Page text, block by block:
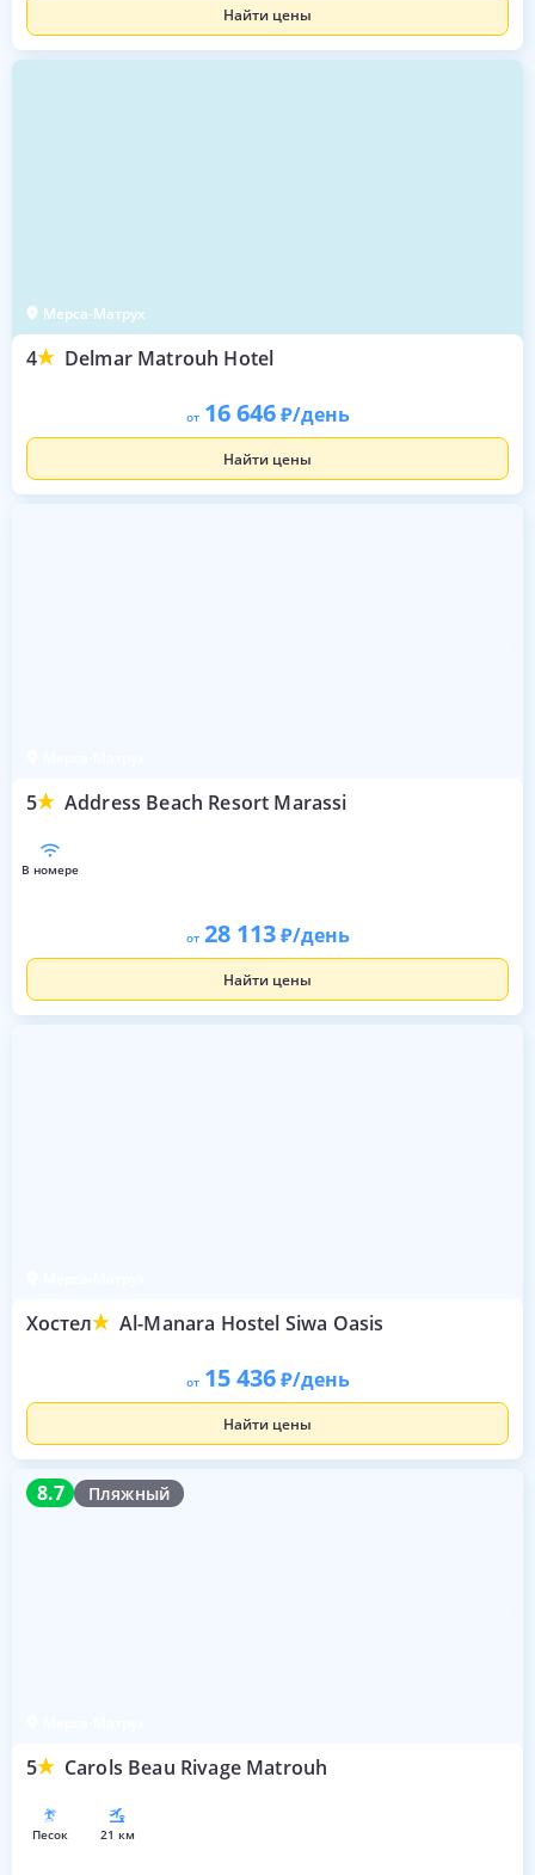
Найти цены
Мерса-Матрух
4 Delmar Matrouh Hotel
от 16 646 /день
Найти цены
5 Address Beach Resort Marassi
в номере
от 28 113 /день
Найти цены
Хостел Al-Manara Hostel Siwa Oasis
от 15 436 /день
Найти цены
8.7 Пляжный
5 Carols Beau Rivage Matrouh
8.7
песок 21 км